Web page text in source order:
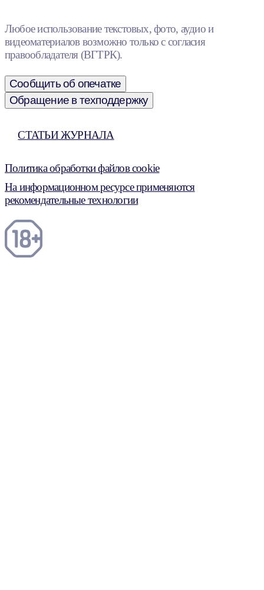
Любое использование текстовых, фото, аудио и
видеоматериалов возможно только с согласия
правообладателя (ВГТРК).
Сообщить об опечатке
Обращение в техподдержку
СТАТЬИ ЖУРНАЛА
Политика обработки файлов cookie
На информационном ресурсе применяются
рекомендательные технологии